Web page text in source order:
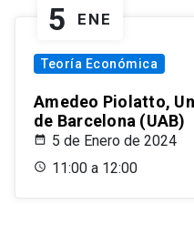
5 ENE
Teoría Económica
Amedeo Piolatto,
de Barcelona (UAB)
5 de Enero de 2024
11:00 a 12:00